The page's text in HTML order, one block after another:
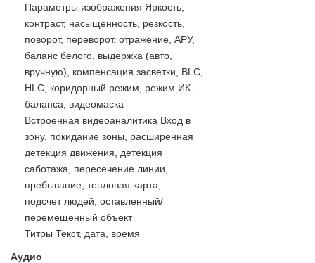
Параметры изображения Яркость,
контраст, насыщенность, резкость,
поворот, переворот, отражение, АРУ,
баланс белого, выдержка (авто,
вручную), компенсация засветки, BLC,
HLC, коридорный режим, режим ИК-
баланса, видеомаска
Встроенная видеоаналитика Вход в
зону, покидание зоны, расширенная
детекция движения, детекция
саботажа, пересечение линии,
пребывание, тепловая карта,
подсчет людей, оставленный/
перемещенный объект
Титры Текст, дата, время
Аудио